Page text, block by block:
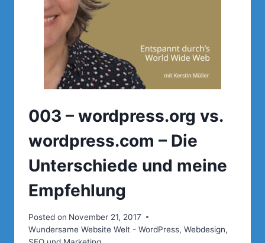
003 – wordpress.org vs.
wordpress.com – Die
Unterschiede und meine
Empfehlung
Posted on November 21, 2017
Wundersame Website Welt - WordPress, Webdesign,